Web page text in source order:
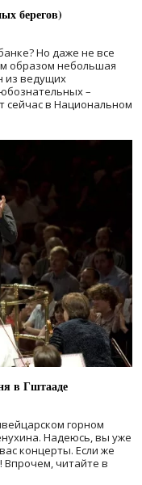
берегов)
Но даже не все
образом небольшая
из ведущих
–
сейчас в Национальном
в Гштааде
горном
Надеюсь, вы уже
концерты. Если же
Впрочем, читайте в